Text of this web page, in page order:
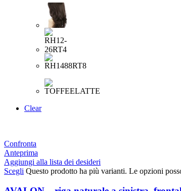
Clear
Confronta
Anteprima
Aggiungi alla lista dei desideri
Scegli Questo prodotto ha più varianti. Le opzioni